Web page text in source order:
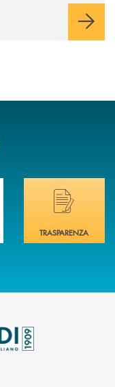
dell’operazione.
immediata?
Hai bisogno di
TRASPARENZA